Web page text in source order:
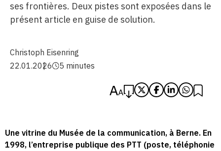
ses frontières. Deux pistes sont exposées dans le
présent article en guise de solution.
Christoph Eisenring
22.01.2026
5 minutes
Une vitrine du Musée de la communication, à Berne. En
1998, l’entreprise publique des PTT (poste, téléphonie